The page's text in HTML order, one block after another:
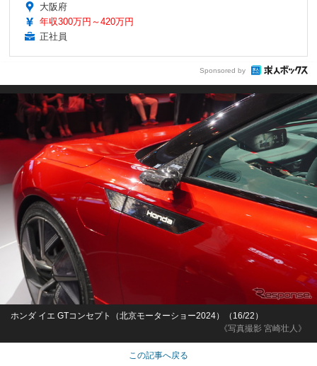
大阪府
年収300万円～420万円
正社員
Sponsored by
《写真撮影 宮崎壮人》
ホンダ イエ GTコンセプト（北京モーターショー2024）（16/22）
この記事へ戻る